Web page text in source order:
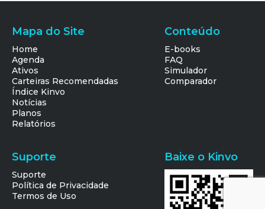
Mapa do Site
Home
Agenda
Ativos
Carteiras Recomendadas
Índice Kinvo
Notícias
Planos
Relatórios
Conteúdo
E-books
FAQ
Simulador
Comparador
Suporte
Suporte
Política de Privacidade
Termos de Uso
Baixe o Kinvo